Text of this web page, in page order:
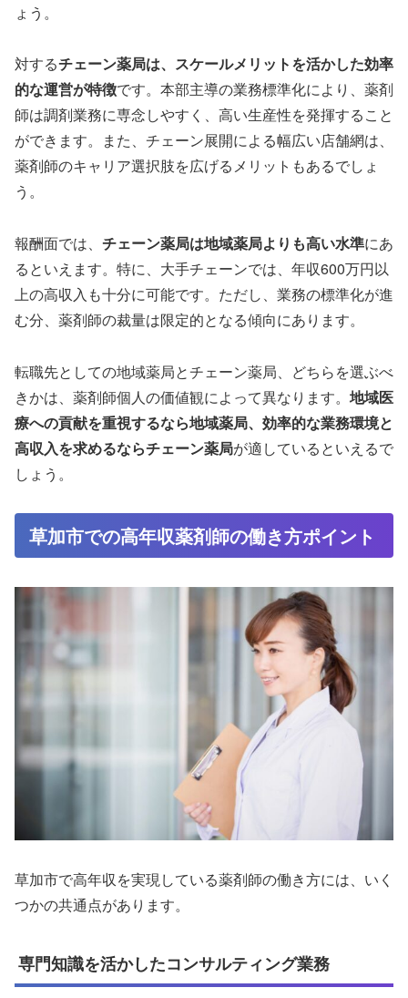
ょう。
対するチェーン薬局は、スケールメリットを活かした効率
的な運営が特徴です。本部主導の業務標準化により、薬剤
師は調剤業務に専念しやすく、高い生産性を発揮すること
ができます。また、チェーン展開による幅広い店舗網は、
薬剤師のキャリア選択肢を広げるメリットもあるでしょ
う。
報酬面では、 チェーン薬局は地域薬局よりも高い水準にあ
るといえます。特に、大手チェーンでは、年収600万円以
上の高収入も十分に可能です。ただし、業務の標準化が進
む分、薬剤師の裁量は限定的となる傾向にあります。
転職先としての地域薬局とチェーン薬局、どちらを選ぶべ
きかは、薬剤師個人の価値観によって異なります。 地域医
療への貢献を重視するなら地域薬局、効率的な業務環境と
高収入を求めるならチェーン薬局が適しているといえるで
しょう。
草加市での高年収薬剤師の働き方ポイント
草加市で高年収を実現している薬剤師の働き方には、いく
つかの共通点があります。
専門知識を活かしたコンサルティング業務